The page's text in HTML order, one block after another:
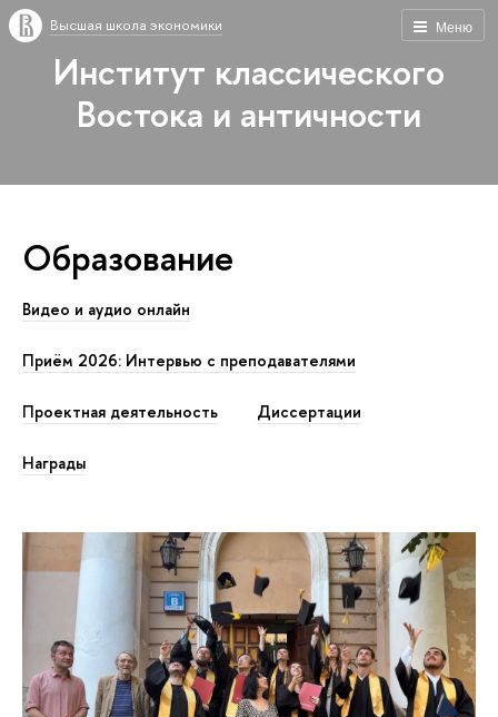
Меню
Высшая школа экономики
Институт классического
Востока и античности
Образование
Видео и аудио онлайн
Приём 2026: Интервью с преподавателями
Проектная деятельность Диссертации
Награды